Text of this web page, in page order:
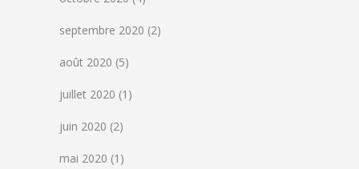
septembre 2020 (2)
août 2020 (5)
juillet 2020 (1)
juin 2020 (2)
mai 2020 (1)